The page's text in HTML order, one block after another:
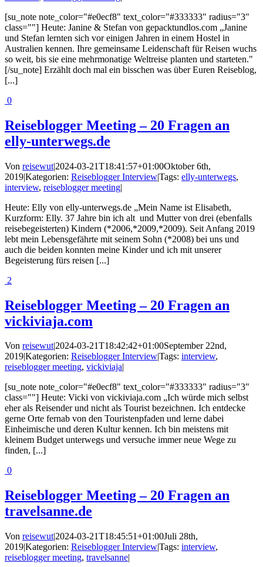
[su_note note_color="#e0ecf8" text_color="#333333" radius="3"
class=""] Heute: Janine & Stefan von gepacktundlos.com „Janine
und Stefan lernten sich vor einigen Jahren in einem Hostel in
Australien kennen. Ihre gemeinsame Leidenschaft für Reisen wuchs
so weit, bis sie eine mehrmonatige Weltreise planten und starteten."
[/su_note] Erzählt doch mal ein bisschen was über Euren Reiseblog,
[...]
0
Reiseblogger Meeting – 20 Fragen an
elly-unterwegs.de
Von reisewut|2024-03-21T18:41:57+01:00Oktober 6th,
2019|Kategorien: Reiseblogger Interview|Tags: elly-unterwegs,
interview, reiseblogger meeting|
Heute: Elly von elly-unterwegs.de „Mein Name ist Elisabeth,
Kurzform: Elly. 37 Jahre bin ich alt und Mutter von drei (ebenfalls
reisebegeisterten) Kindern (*2006,*2009,*2009). Seit Anfang 2019
lebt mein Lebensgefährte mit seinem Sohn (*2008) bei uns und
auch die beiden konnten meine Kinder und ich mit unserer
Begeisterung fürs reisen [...]
2
Reiseblogger Meeting – 20 Fragen an
vickiviaja.com
Von reisewut|2024-03-21T18:42:42+01:00September 22nd,
2019|Kategorien: Reiseblogger Interview|Tags: interview,
reiseblogger meeting, vickiviaja|
[su_note note_color="#e0ecf8" text_color="#333333" radius="3"
class=""] Heute: Vicki von vickiviaja.com „Ich würde mich selbst
eher als Reisender und nicht als Tourist bezeichnen. Ich entdecke
gerne Orte fernab von den Touristenpfaden und lerne dabei
Einheimische und deren Kultur kennen. Ich bin meistens mit
kleinem Budget unterwegs und versuche immer neue Wege zu
finden, [...]
0
Reiseblogger Meeting – 20 Fragen an
travelsanne.de
Von reisewut|2024-03-21T18:45:51+01:00Juli 28th,
2019|Kategorien: Reiseblogger Interview|Tags: interview,
reiseblogger meeting, travelsanne|